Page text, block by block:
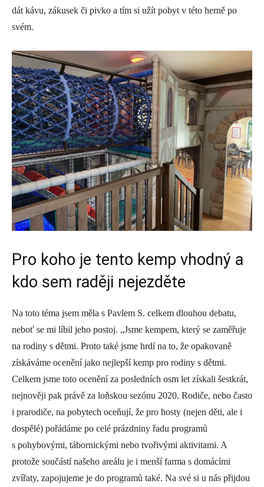
dát kávu, zákusek či pivko a tím si užít pobyt v této herně po
svém.
Pro koho je tento kemp vhodný a
kdo sem raději nejezděte
Na toto téma jsem měla s Pavlem S. celkem dlouhou debatu,
neboť se mi líbil jeho postoj. „Jsme kempem, který se zaměřuje
na rodiny s dětmi. Proto také jsme hrdí na to, že opakovaně
získáváme ocenění jako nejlepší kemp pro rodiny s dětmi.
Celkem jsme toto ocenění za posledních osm let získali šestkrát,
nejnověji pak právě za loňskou sezónu 2020. Rodiče, nebo často
i prarodiče, na pobytech oceňují, že pro hosty (nejen děti, ale i
dospělé) pořádáme po celé prázdniny řadu programů
s pohybovými, tábornickými nebo tvořivými aktivitami. A
protože součástí našeho areálu je i menší farma s domácími
zvířaty, zapojujeme je do programů také. Na své si u nás přijdou